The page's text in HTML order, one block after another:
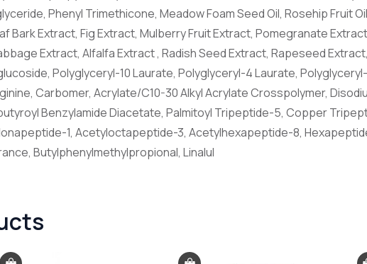
Phenyl Trimethicone, Meadow Foam Seed Oil, Rosehip Fruit
Bark Extract, Fig Extract, Mulberry Fruit Extract, Pomegranate
Extract, Alfalfa Extract , Radish Seed Extract, Rapeseed
Polyglyceryl-10 Laurate, Polyglyceryl-4 Laurate,
Carbomer, Acrylate/C10-30 Alkyl Acrylate Crosspolymer,
Benzylamide Diacetate, Palmitoyl Tripeptide-5, Copper
1, Acetyloctapeptide-3, Acetylhexapeptide-8,
Butylphenylmethylpropional, Linalul